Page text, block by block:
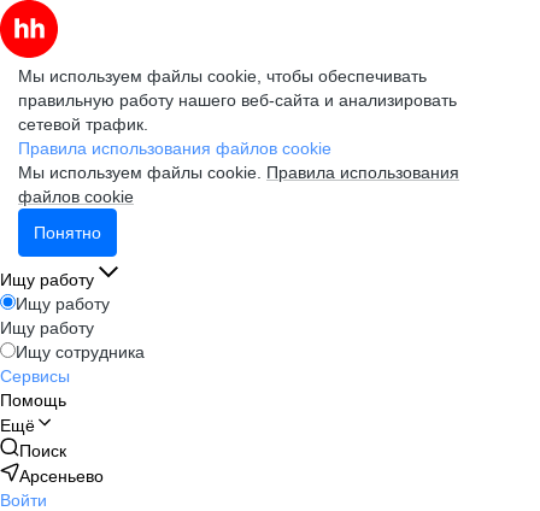
Мы используем файлы cookie, чтобы обеспечивать
правильную работу нашего веб-сайта и анализировать
сетевой трафик.
Правила использования файлов cookie
Мы используем файлы cookie. Правила использования
файлов cookie
Понятно
Ищу работу
Ищу работу
Ищу работу
Ищу сотрудника
Сервисы
Помощь
Ещё
Поиск
Арсеньево
Войти